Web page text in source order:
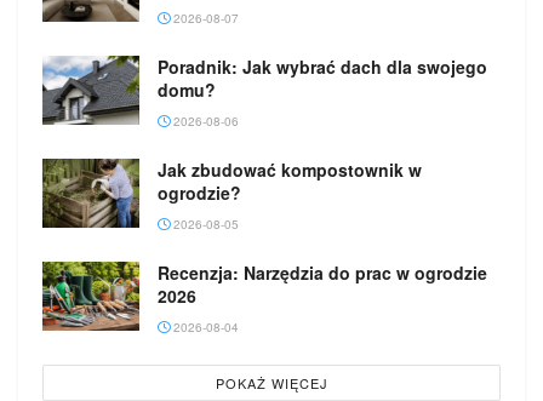
2026-08-07
Poradnik: Jak wybrać dach dla swojego
domu?
2026-08-06
Jak zbudować kompostownik w
ogrodzie?
2026-08-05
Recenzja: Narzędzia do prac w ogrodzie
2026
2026-08-04
POKAŻ WIĘCEJ